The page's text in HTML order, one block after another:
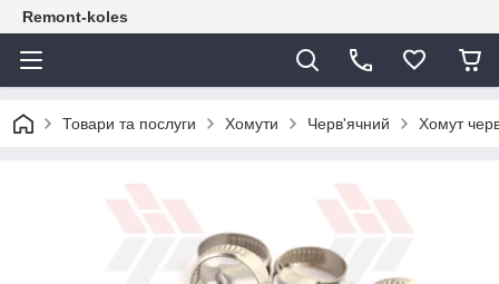
Remont-koles
Товари та послуги Хомути Черв'ячний Хомут